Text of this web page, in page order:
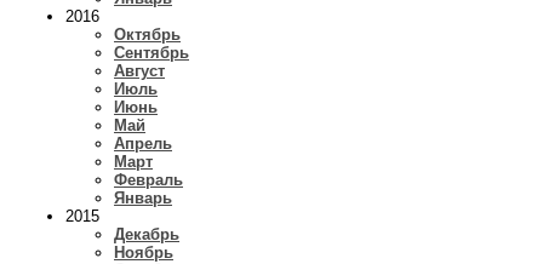
2016
Октябрь
Сентябрь
Август
Июль
Июнь
Май
Апрель
Март
Февраль
Январь
2015
Декабрь
Ноябрь